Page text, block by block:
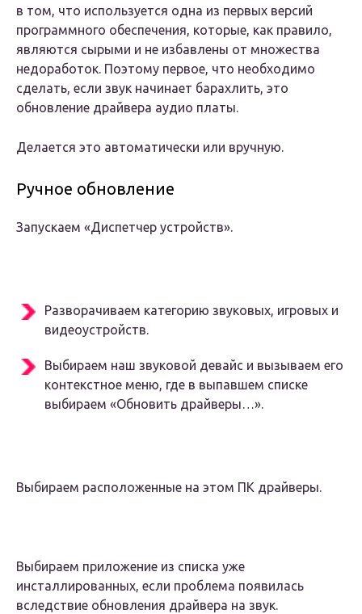
в том, что используется одна из первых версий
программного обеспечения, которые, как правило,
являются сырыми и не избавлены от множества
недоработок. Поэтому первое, что необходимо
сделать, если звук начинает барахлить, это
обновление драйвера аудио платы.
Делается это автоматически или вручную.
Ручное обновление
Запускаем «Диспетчер устройств».
Разворачиваем категорию звуковых, игровых и
видеоустройств.
Выбираем наш звуковой девайс и вызываем его
контекстное меню, где в выпавшем списке
выбираем «Обновить драйверы…».
Выбираем расположенные на этом ПК драйверы.
Выбираем приложение из списка уже
инсталлированных, если проблема появилась
вследствие обновления драйвера на звук.